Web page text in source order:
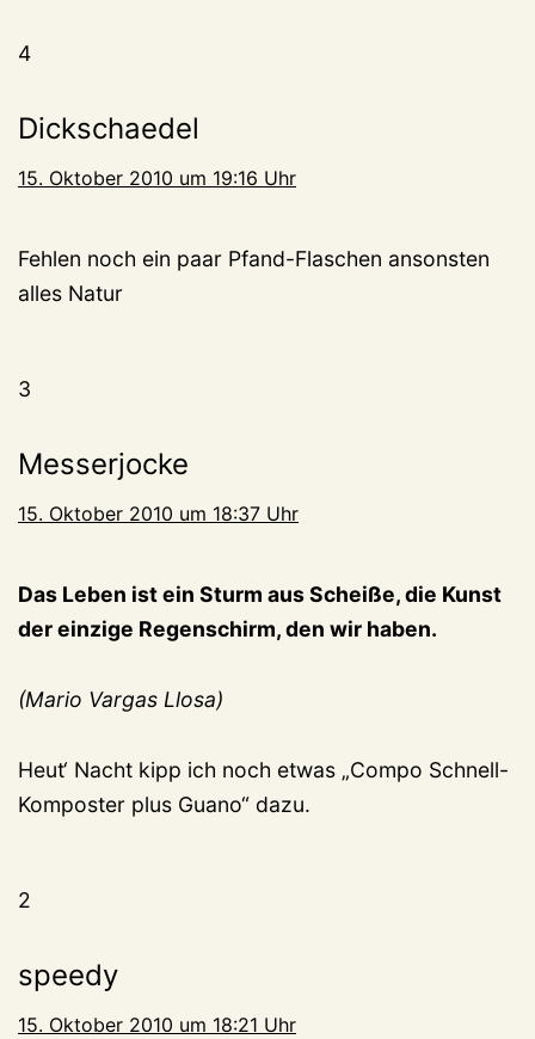
4
Dickschaedel
15. Oktober 2010 um 19:16 Uhr
Fehlen noch ein paar Pfand-Flaschen ansonsten
alles Natur
3
Messerjocke
15. Oktober 2010 um 18:37 Uhr
Das Leben ist ein Sturm aus Scheiße, die Kunst
der einzige Regenschirm, den wir haben.
(Mario Vargas Llosa)
Heut‘ Nacht kipp ich noch etwas „Compo Schnell-
Komposter plus Guano“ dazu.
2
speedy
15. Oktober 2010 um 18:21 Uhr